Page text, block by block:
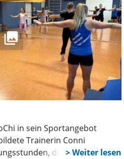
in sein Sportangebot
Trainerin Conni
die auf einem